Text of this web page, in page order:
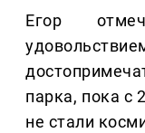
Егор
парка, пока с
не стали